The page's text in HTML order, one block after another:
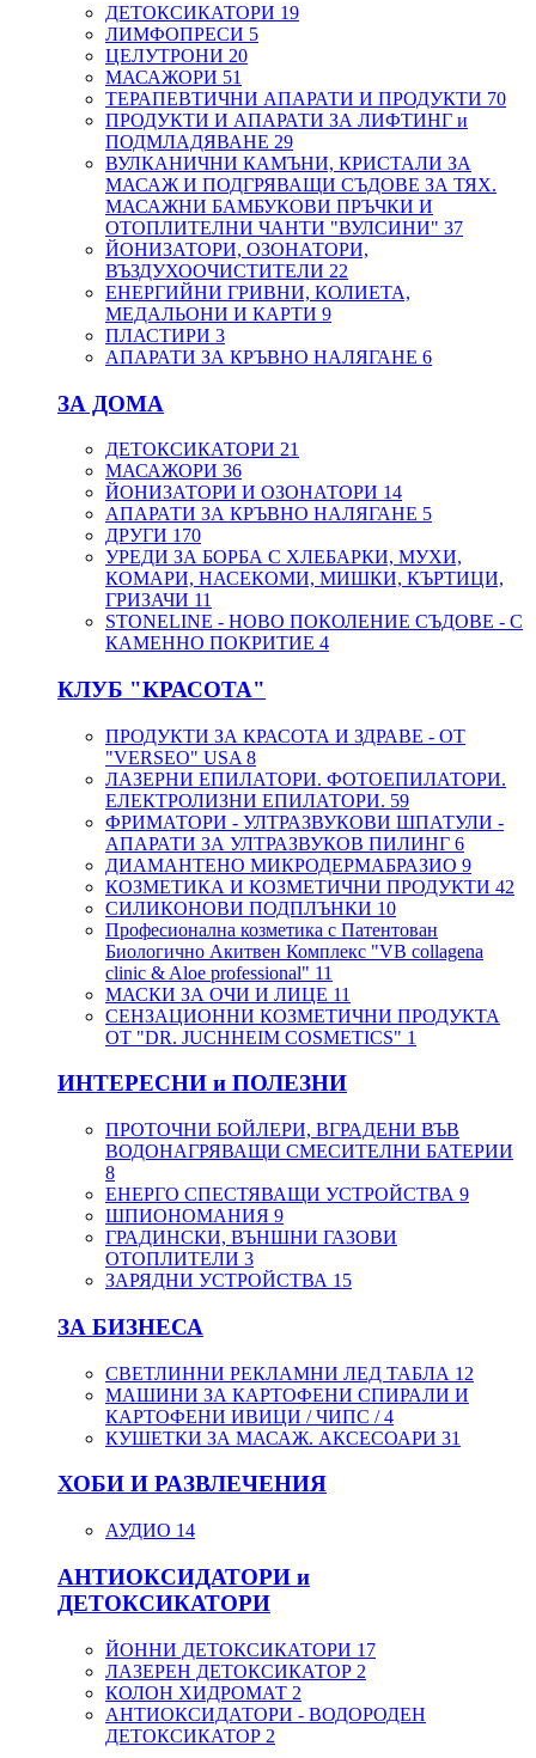
ДЕТОКСИКАТОРИ 19
ЛИМФОПРЕСИ 5
ЦЕЛУТРОНИ 20
МАСАЖОРИ 51
ТЕРАПЕВТИЧНИ АПАРАТИ И ПРОДУКТИ 70
ПРОДУКТИ И АПАРАТИ ЗА ЛИФТИНГ и
ПОДМЛАДЯВАНЕ 29
ВУЛКАНИЧНИ КАМЪНИ, КРИСТАЛИ ЗА
МАСАЖ И ПОДГРЯВАЩИ СЪДОВЕ ЗА ТЯХ.
МАСАЖНИ БАМБУКОВИ ПРЪЧКИ И
ОТОПЛИТЕЛНИ ЧАНТИ "ВУЛСИНИ" 37
ЙОНИЗАТОРИ, ОЗОНАТОРИ,
ВЪЗДУХООЧИСТИТЕЛИ 22
ЕНЕРГИЙНИ ГРИВНИ, КОЛИЕТА,
МЕДАЛЬОНИ И КАРТИ 9
ПЛАСТИРИ 3
АПАРАТИ ЗА КРЪВНО НАЛЯГАНЕ 6
ЗА ДОМА
ДЕТОКСИКАТОРИ 21
МАСАЖОРИ 36
ЙОНИЗАТОРИ И ОЗОНАТОРИ 14
АПАРАТИ ЗА КРЪВНО НАЛЯГАНЕ 5
ДРУГИ 170
УРЕДИ ЗА БОРБА С ХЛЕБАРКИ, МУХИ,
КОМАРИ, НАСЕКОМИ, МИШКИ, КЪРТИЦИ,
ГРИЗАЧИ 11
STONELINE - НОВО ПОКОЛЕНИЕ СЪДОВЕ - С
КАМЕННО ПОКРИТИЕ 4
КЛУБ "КРАСОТА"
ПРОДУКТИ ЗА КРАСОТА И ЗДРАВЕ - ОТ
"VERSEO" USA 8
ЛАЗЕРНИ ЕПИЛАТОРИ. ФОТОЕПИЛАТОРИ.
ЕЛЕКТРОЛИЗНИ ЕПИЛАТОРИ. 59
ФРИМАТОРИ - УЛТРАЗВУКОВИ ШПАТУЛИ -
АПАРАТИ ЗА УЛТРАЗВУКОВ ПИЛИНГ 6
ДИАМАНТЕНО МИКРОДЕРМАБРАЗИО 9
КОЗМЕТИКА И КОЗМЕТИЧНИ ПРОДУКТИ 42
СИЛИКОНОВИ ПОДПЛЪНКИ 10
Професионална козметика с Патентован
Биологично Акитвен Комплекс "VB collagena
clinic & Aloe professional" 11
МАСКИ ЗА ОЧИ И ЛИЦЕ 11
СЕНЗАЦИОННИ КОЗМЕТИЧНИ ПРОДУКТА
ОТ "DR. JUCHHEIM COSMETICS" 1
ИНТЕРЕСНИ и ПОЛЕЗНИ
ПРОТОЧНИ БОЙЛЕРИ, ВГРАДЕНИ ВЪВ
ВОДОНАГРЯВАЩИ СМЕСИТЕЛНИ БАТЕРИИ
8
ЕНЕРГО СПЕСТЯВАЩИ УСТРОЙСТВА 9
ШПИОНОМАНИЯ 9
ГРАДИНСКИ, ВЪНШНИ ГАЗОВИ
ОТОПЛИТЕЛИ 3
ЗАРЯДНИ УСТРОЙСТВА 15
ЗА БИЗНЕСА
СВЕТЛИННИ РЕКЛАМНИ ЛЕД ТАБЛА 12
МАШИНИ ЗА КАРТОФЕНИ СПИРАЛИ И
КАРТОФЕНИ ИВИЦИ / ЧИПС /4
КУШЕТКИ ЗА МАСАЖ. АКСЕСОАРИ 31
ХОБИ И РАЗВЛЕЧЕНИЯ
АУДИО 14
АНТИОКСИДАТОРИ и
ДЕТОКСИКАТОРИ
ЙОННИ ДЕТОКСИКАТОРИ 17
ЛАЗЕРЕН ДЕТОКСИКАТОР 2
КОЛОН ХИДРОМАТ 2
АНТИОКСИДАТОРИ - ВОДОРОДЕН
ДЕТОКСИКАТОР 2